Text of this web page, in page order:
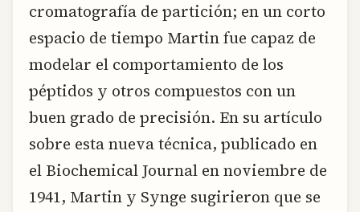
cromatografía de partición; en un corto
espacio de tiempo Martin fue capaz de
modelar el comportamiento de los
péptidos y otros compuestos con un
buen grado de precisión. En su artículo
sobre esta nueva técnica, publicado en
el Biochemical Journal en noviembre de
1941, Martin y Synge sugirieron que se